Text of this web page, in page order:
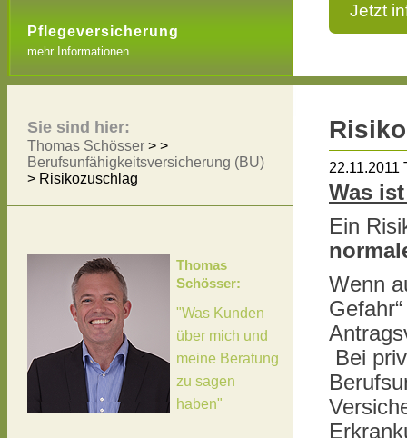
Pflegeversicherung
mehr Informationen
Jetzt
22.11.2011
Was
Ein
Wenn
Bei
Sie sind hier:
Thomas Schösser > >
Berufsunfähigkeitsversicherung (BU)
> Risikozuschlag
Thomas
Schösser:
"Was Kunden
über mich und
meine Beratung
zu sagen
haben"